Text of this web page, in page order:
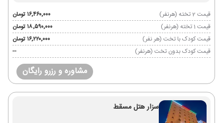
قیمت 2 تخته (هرنفر)
۱۶٬۴۶۰٬۰۰۰ تومان
قیمت 1 تخته (هرنفر)
۱۸٬۵۹۰٬۰۰۰ تومان
قیمت کودک با تخت (هر نفر)
۱۶٬۲۲۰٬۰۰۰ تومان
قیمت کودک بدون تخت (هرنفر)
--
مشاوره و رزرو رایگان
سزار هتل مسقط